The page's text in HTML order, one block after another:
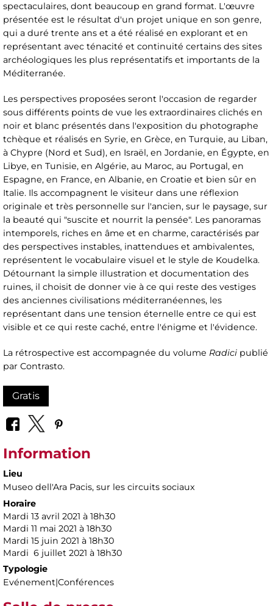
spectaculaires, dont beaucoup en grand format. L'œuvre
présentée est le résultat d'un projet unique en son genre,
qui a duré trente ans et a été réalisé en explorant et en
représentant avec ténacité et continuité certains des sites
archéologiques les plus représentatifs et importants de la
Méditerranée.
Les perspectives proposées seront l'occasion de regarder
sous différents points de vue les extraordinaires clichés en
noir et blanc présentés dans l'exposition du photographe
tchèque et réalisés en Syrie, en Grèce, en Turquie, au Liban,
à Chypre (Nord et Sud), en Israël, en Jordanie, en Égypte, en
Libye, en Tunisie, en Algérie, au Maroc, au Portugal, en
Espagne, en France, en Albanie, en Croatie et bien sûr en
Italie. Ils accompagnent le visiteur dans une réflexion
originale et très personnelle sur l'ancien, sur le paysage, sur
la beauté qui "suscite et nourrit la pensée". Les panoramas
intemporels, riches en âme et en charme, caractérisés par
des perspectives instables, inattendues et ambivalentes,
représentent le vocabulaire visuel et le style de Koudelka.
Détournant la simple illustration et documentation des
ruines, il choisit de donner vie à ce qui reste des vestiges
des anciennes civilisations méditerranéennes, les
représentant dans une tension éternelle entre ce qui est
visible et ce qui reste caché, entre l'énigme et l'évidence.
La rétrospective est accompagnée du volume Radici publié
par Contrasto.
Gratis
Information
Lieu
Museo dell'Ara Pacis, sur les circuits sociaux
Horaire
Mardi 13 avril 2021 à 18h30
Mardi 11 mai 2021 à 18h30
Mardi 15 juin 2021 à 18h30
Mardi 6 juillet 2021 à 18h30
Typologie
Evénement|Conférences